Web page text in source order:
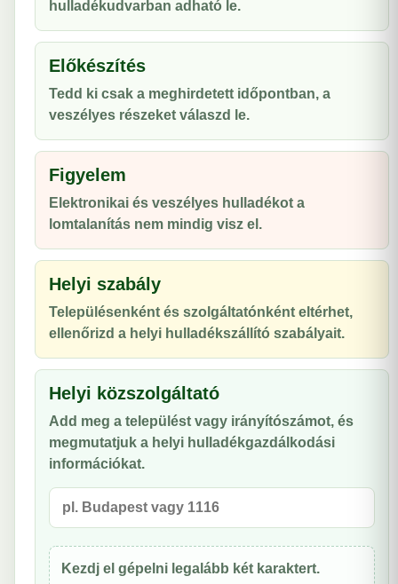
hulladékudvarban adható le.
Előkészítés
Tedd ki csak a meghirdetett időpontban, a
veszélyes részeket válaszd le.
Figyelem
Elektronikai és veszélyes hulladékot a
lomtalanítás nem mindig visz el.
Helyi szabály
Településenként és szolgáltatónként eltérhet,
ellenőrizd a helyi hulladékszállító szabályait.
Helyi közszolgáltató
Add meg a települést vagy irányítószámot, és
megmutatjuk a helyi hulladékgazdálkodási
információkat.
Kezdj el gépelni legalább két karaktert.